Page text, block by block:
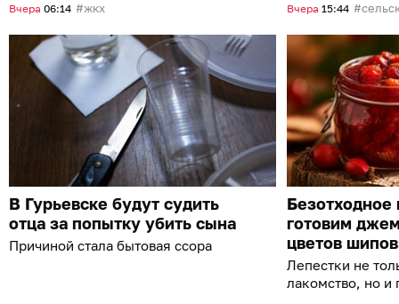
Вчера 06:14 жкх Вчера 15:44
В Гурьевске будут судить
отца за попытку убить сына
Причиной стала бытовая ссора
Безотходное
готовим
цветов
Лепестки не
лакомство, но и